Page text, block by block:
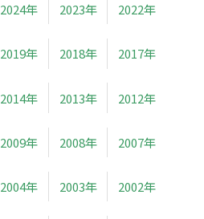
2024年 2023年 2022年
2019年 2018年 2017年
2014年 2013年 2012年
2009年 2008年 2007年
2004年 2003年 2002年